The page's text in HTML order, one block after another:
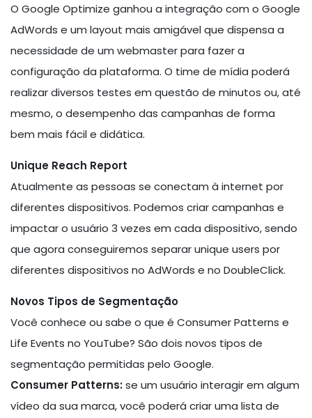
O Google Optimize ganhou a integração com o Google
AdWords e um layout mais amigável que dispensa a
necessidade de um webmaster para fazer a
configuração da plataforma. O time de mídia poderá
realizar diversos testes em questão de minutos ou, até
mesmo, o desempenho das campanhas de forma
bem mais fácil e didática.
Unique Reach Report
Atualmente as pessoas se conectam à internet por
diferentes dispositivos. Podemos criar campanhas e
impactar o usuário 3 vezes em cada dispositivo, sendo
que agora conseguiremos separar unique users por
diferentes dispositivos no AdWords e no DoubleClick.
Novos Tipos de Segmentação
Você conhece ou sabe o que é Consumer Patterns e
Life Events no YouTube? São dois novos tipos de
segmentação permitidas pelo Google.
Consumer Patterns:se um usuário interagir em algum
vídeo da sua marca, você poderá criar uma lista de